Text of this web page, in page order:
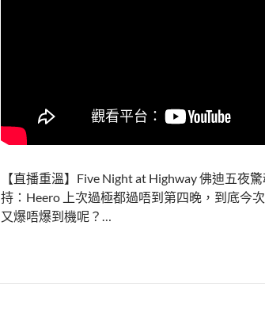
【直播重溫】Five Night at Highway 佛迪五夜
持：Heero 上次過極都過唔到第四晚，到底今
又爆唔爆到機呢？…